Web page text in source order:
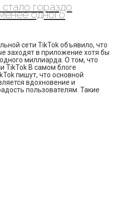
гораздо
одного
сети TikTok объявило, что
заходят в приложение хотя бы
миллиарда. О том, что
TikTok В самом блоге
пишут, что основной
вдохновение и
пользователям. Такие